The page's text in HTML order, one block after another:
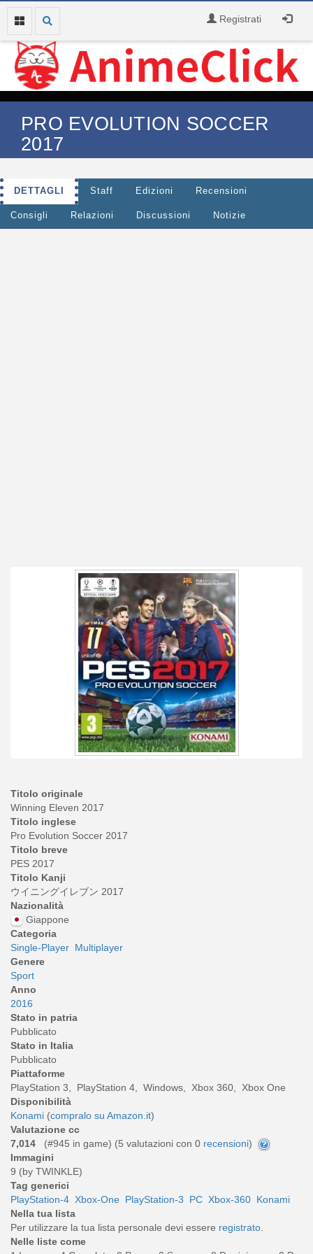
Registrati
PRO EVOLUTION SOCCER
2017
DETTAGLI Staff Edizioni Recensioni
Consigli Relazioni Discussioni Notizie
Titolo originale
Winning Eleven 2017
Titolo inglese
Pro Evolution Soccer 2017
Titolo breve
PES 2017
Titolo Kanji
ウイニングイレブン 2017
Nazionalità
Giappone
Categoria
Single-Player Multiplayer
Genere
Sport
Anno
2016
Stato in patria
Pubblicato
Stato in Italia
Pubblicato
Piattaforme
PlayStation 3, PlayStation 4, Windows, Xbox 360, Xbox One
Disponibilità
Konami (compralo su Amazon.it)
Valutazione cc
7,014
(#945 in game) (5 valutazioni con 0 recensioni)
Immagini
9 (by TWINKLE)
Tag generici
PlayStation-4 Xbox-One PlayStation-3 PC Xbox-360 Konami
Nella tua lista
Per utilizzare la tua lista personale devi essere registrato.
Nelle liste come